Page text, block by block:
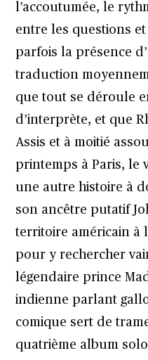
l’accoutumée, le
entre les questions
parfois la présence
traduction
que tout se déroule
d’interprète, et que
Assis et à moitié
printemps à Paris, le
une autre histoire à
son ancêtre putatif
territoire américain à
pour y rechercher
légendaire prince
indienne parlant
comique sert de
quatrième album